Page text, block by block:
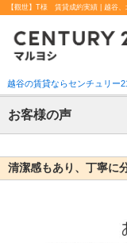
【觀世】T様 賃貸成約実績 | 越谷
越谷の賃貸ならセンチュリー
お客様の声
清潔感もあり、丁寧に